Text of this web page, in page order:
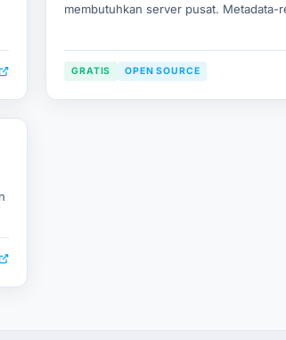
membutuhkan server pusat. Metadata-
GRATIS OPEN SOURCE